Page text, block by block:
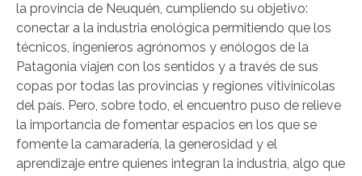
la provincia de Neuquén, cumpliendo su objetivo:
conectar a la industria enológica permitiendo que los
técnicos, ingenieros agrónomos y enólogos de la
Patagonia viajen con los sentidos y a través de sus
copas por todas las provincias y regiones vitivinícolas
del país. Pero, sobre todo, el encuentro puso de relieve
la importancia de fomentar espacios en los que se
fomente la camaradería, la generosidad y el
aprendizaje entre quienes integran la industria, algo que